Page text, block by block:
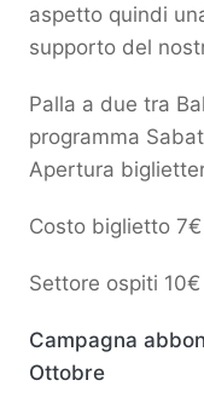
aspetto quindi
supporto del
Palla a due tra
programma
Apertura
Costo biglietto 7€
Settore ospiti 10€
Campagna
Ottobre